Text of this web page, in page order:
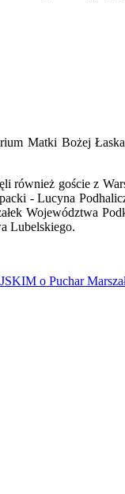
Matki Bożej
goście z
- Lucyna
Województwa
Lubelskiego.
o Puchar